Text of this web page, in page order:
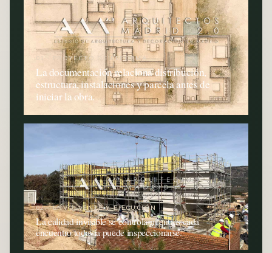
01 · PROYECTO DE REFORMA
La documentación relaciona distribución,
estructura, instalaciones y parcela antes de
iniciar la obra.
02 · ENVOLVENTE Y EJECUCIÓN
La calidad invisible se controla mientras cada
encuentro todavía puede inspeccionarse.